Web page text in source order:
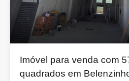
Imóvel para venda com
quadrados em